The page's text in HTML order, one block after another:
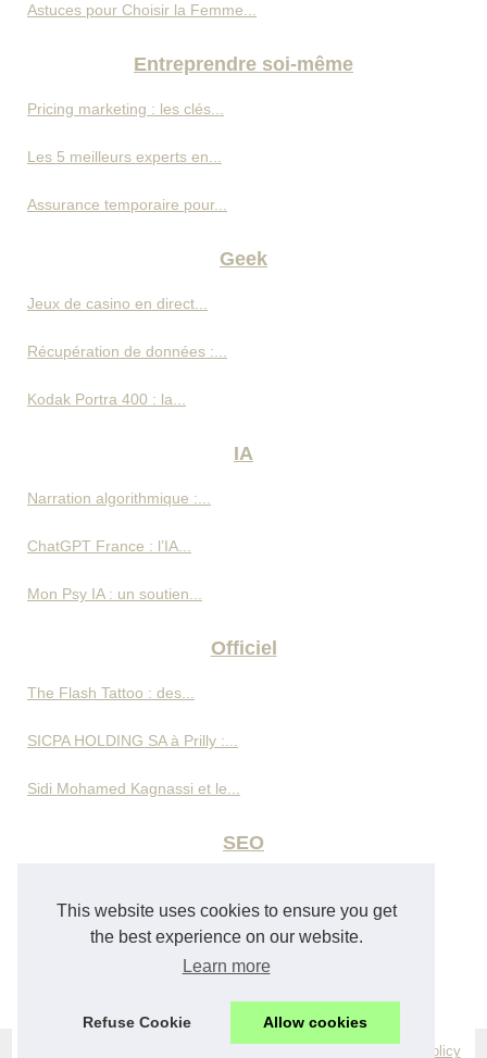
This website uses cookies to ensure you get
the best experience on our website.
Learn more
Refuse Cookie Allow cookies
Astuces pour Choisir la Femme...
Entreprendre soi-même
Pricing marketing : les clés...
Les 5 meilleurs experts en...
Assurance temporaire pour...
Geek
Jeux de casino en direct...
Récupération de données :...
Kodak Portra 400 : la...
IA
Narration algorithmique :...
ChatGPT France : l’IA...
Mon Psy IA : un soutien...
Officiel
The Flash Tattoo : des...
SICPA HOLDING SA à Prilly :...
Sidi Mohamed Kagnassi et le...
SEO
Gestion d’avis clients pour...
Cookies Policy